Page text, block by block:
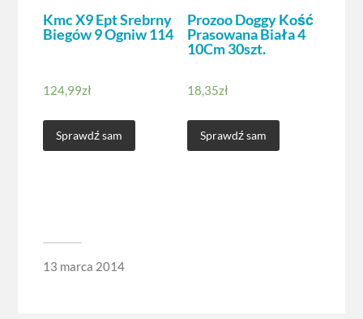
Kmc X9 Ept Srebrny
Biegów 9 Ogniw 114
124,99zł
Sprawdź sam
Prozoo Doggy Kość
Prasowana Biała 4
10Cm 30szt.
18,35zł
Sprawdź sam
13 marca 2014